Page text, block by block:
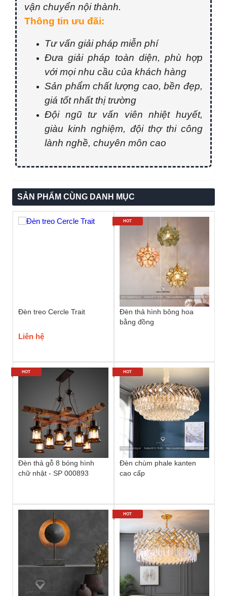
vận chuyển nội thành.
Thông tin ưu đãi:
Tư vấn giải pháp miễn phí
Đưa giải pháp toàn diện, phù hợp
với mọi nhu cầu của khách hàng
Sản phẩm chất lượng cao, bền đẹp,
giá tốt nhất thị trường
Đội ngũ tư vấn viên nhiệt huyết,
giàu kinh nghiệm, đội thợ thi công
lành nghề, chuyên môn cao
SẢN PHẨM CÙNG DANH MỤC
Đèn treo Cercle Trait
Liên hệ
Đèn thả hình bông hoa
bằng đồng
HOT
Đèn thả gỗ 8 bóng hình
chữ nhật - SP 000893
HOT
Đèn chùm phale kanten
cao cấp
HOT
HOT